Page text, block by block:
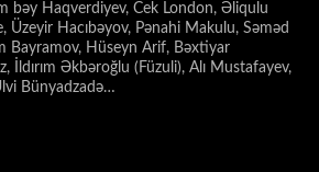
bəy Haqverdiyev, Cek London, Əliqulu
Üzeyir Hacıbəyov, Pənahi Makulu, Səməd
Bayramov, Hüseyn Arif, Bəxtiyar
İldırım Əkbəroğlu (Füzuli), Alı Mustafayev,
Bünyadzadə…